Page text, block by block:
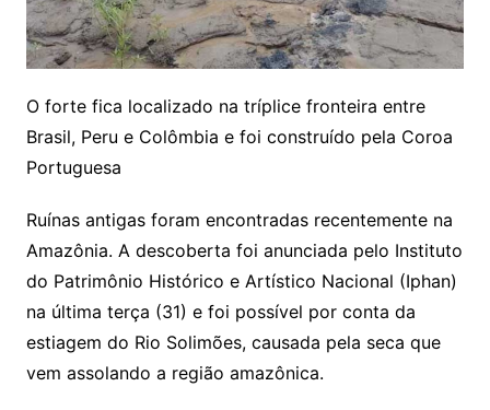
O forte fica localizado na tríplice fronteira entre
Brasil, Peru e Colômbia e foi construído pela Coroa
Portuguesa
Ruínas antigas foram encontradas recentemente na
Amazônia. A descoberta foi anunciada pelo Instituto
do Patrimônio Histórico e Artístico Nacional (Iphan)
na última terça (31) e foi possível por conta da
estiagem do Rio Solimões, causada pela seca que
vem assolando a região amazônica.